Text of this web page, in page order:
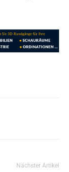
Nächster Artikel